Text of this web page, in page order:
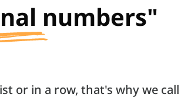
numbers"
or in a row, that's why we